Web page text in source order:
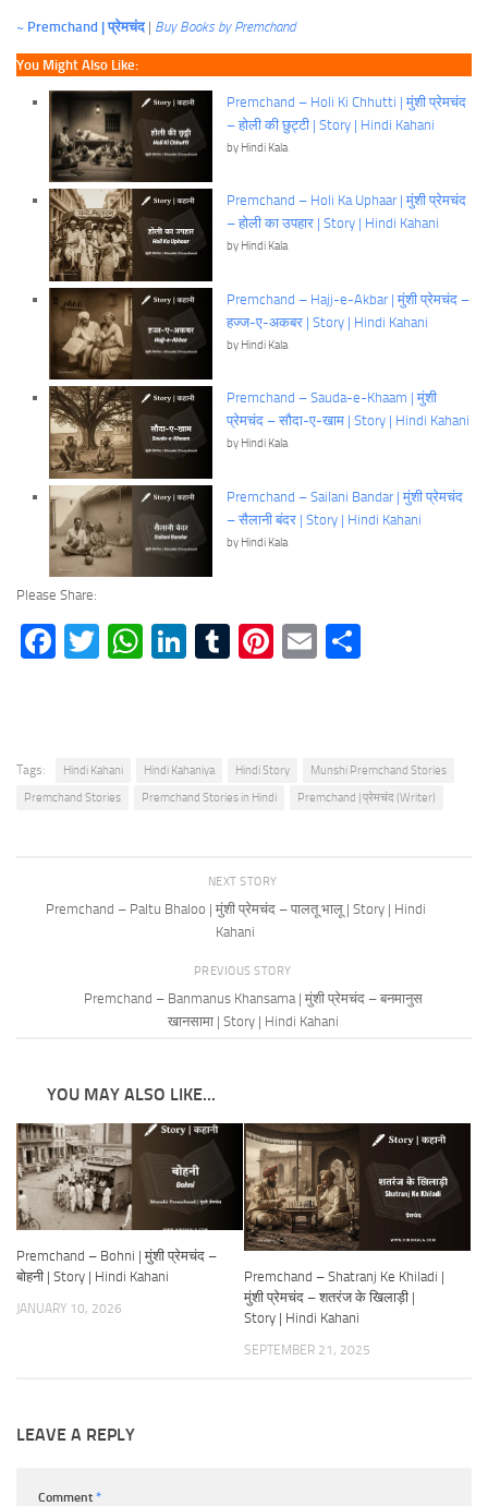
~ Premchand | प्रेमचंद| Buy Books by Premchand
You Might Also Like:
Premchand – Holi Ki Chhutti | मुंशी प्रेमचंद
– होली की छुट्टी | Story | Hindi Kahani
by Hindi Kala
Premchand – Holi Ka Uphaar | मुंशी प्रेमचंद
– होली का उपहार | Story | Hindi Kahani
by Hindi Kala
Premchand – Hajj-e-Akbar | मुंशी प्रेमचंद –
हज्ज-ए-अकबर | Story | Hindi Kahani
by Hindi Kala
Premchand – Sauda-e-Khaam | मुंशी
प्रेमचंद – सौदा-ए-खाम | Story | Hindi Kahani
by Hindi Kala
Premchand – Sailani Bandar | मुंशी प्रेमचंद
– सैलानी बंदर | Story | Hindi Kahani
by Hindi Kala
Please Share:
Facebook
TwitterWhatsApp
LinkedIn
Tumblr
Pinterest
Email
Tags: Hindi Kahani Hindi Kahaniya Hindi Story
Munshi Premchand Stories
Premchand Stories
Premchand Stories in Hindi Premchand | प्रेमचंद (Writer)
NEXT STORY
Premchand – Paltu Bhaloo | मुंशी प्रेमचंद – पालतू भालू | Story | Hindi
Kahani
PREVIOUS STORY
Premchand – Banmanus Khansama | मुंशी प्रेमचंद – बनमानुस
खानसामा | Story | Hindi Kahani
YOU MAY ALSO LIKE...
Premchand – Bohni | मुंशी प्रेमचंद –
बोहनी | Story | Hindi Kahani
JANUARY 10, 2026
Premchand – Shatranj Ke Khiladi |
मुंशी प्रेमचंद – शतरंज के खिलाड़ी |
Story | Hindi Kahani
SEPTEMBER 21, 2025
LEAVE A REPLY
Comment *